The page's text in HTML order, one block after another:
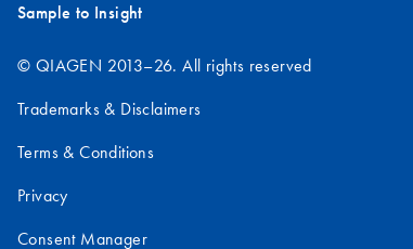
Sample to Insight
© QIAGEN 2013–26. All rights reserved
Trademarks & Disclaimers
Terms & Conditions
Privacy
Consent Manager